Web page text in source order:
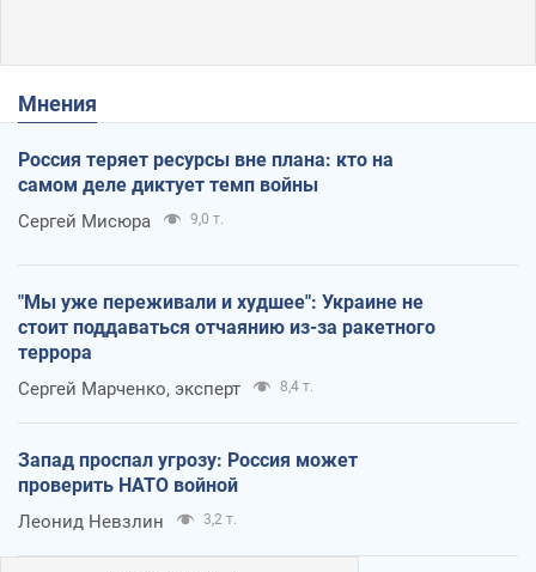
Мнения
Россия теряет ресурсы вне плана: кто на
самом деле диктует темп войны
Сергей Мисюра 9,0 т.
"Мы уже переживали и худшее": Украине не
стоит поддаваться отчаянию из-за ракетного
террора
Сергей Марченко, эксперт 8,4 т.
Запад проспал угрозу: Россия может
проверить НАТО войной
Леонид Невзлин 3,2 т.